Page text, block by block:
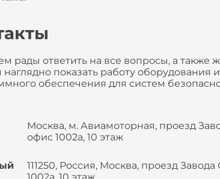
рады ответить на все вопросы, а также
показать работу оборудования и
обеспечения для систем
Москва, м. Авиамоторная, проезд
офис 1002а, 10 этаж
111250, Россия, Москва, проезд